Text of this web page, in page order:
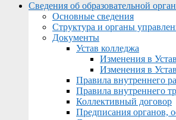
Menu
Сведения об образовательной
Основные сведения
Структура и органы
Документы
Устав колледжа
Изменения в
Изменения в
Правила внутреннего
Правила внутреннего
Коллективный договор
Предписания органов,